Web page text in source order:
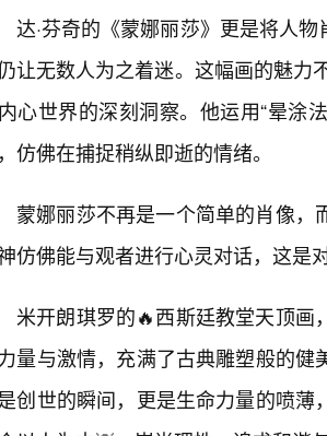
达·芬奇的《蒙娜丽莎》更是将人
让无数人为之着迷。这幅画的魅力
心世界的深刻洞察。他运用“晕涂
仿佛在捕捉稍纵即逝的情绪。
蒙娜丽莎不再是一个简单的肖像
仿佛能与观者进行心灵对话，这是
米开朗琪罗的🔥西斯廷教堂天顶
量与激情，充满了古典雕塑般的
创世的瞬间，更是生命力量的喷